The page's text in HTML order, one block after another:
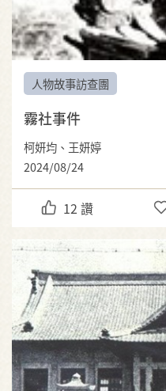
人物故事訪查團
霧社事件
柯妍均、王妍婷
2024/08/24
12 讚